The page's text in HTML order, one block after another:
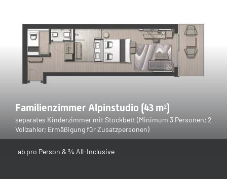
mit Multi-Court für Basketball und Fußball sowie ein Kinderbecken
mit 25 cm Tiefe. Wellnessbehandlungen im Kids Spa sind gegen
Gebühr möglich.
Besuchen Sie uns und erleben Sie unvergessliche Familienferien in
Südtirol!
Familienzimmer Alpinstudio (43 m²)
separates Kinderzimmer mit Stockbett (Minimum 3 Personen; 2
Vollzahler; Ermäßigung für Zusatzpersonen)
ab pro Person & ¾ All-Inclusive